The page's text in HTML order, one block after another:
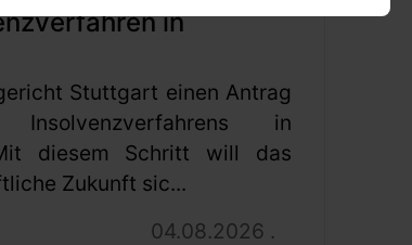
in
Stuttgart einen Antrag
in
diesem Schritt will das
Zukunft sic...
04.08.2026 .